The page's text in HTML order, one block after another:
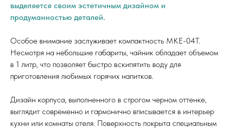
выделяется своим эстетичным дизайном и
продуманностью деталей.
Особое внимание заслуживает компактность MKE-04T.
Несмотря на небольшие габариты, чайник обладает объемом
в 1 литр, что позволяет быстро вскипятить воду для
приготовления любимых горячих напитков.
Дизайн корпуса, выполненного в строгом черном оттенке,
выглядит современно и гармонично вписывается в интерьер
кухни или комнаты отеля. Поверхность покрыта специальным